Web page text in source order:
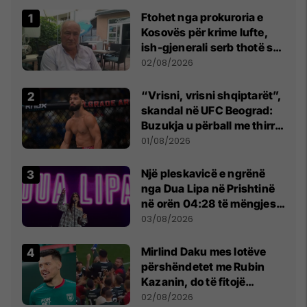
Ftohet nga prokuroria e
Kosovës për krime lufte,
ish-gjenerali serb thotë se
dikush e tradhtoi në
02/08/2026
“Vrisni, vrisni shqiptarët”,
skandal në UFC Beograd:
Buzukja u përball me thirrje
anti-shqiptare nga
01/08/2026
Një pleskavicë e ngrënë
nga Dua Lipa në Prishtinë
në orën 04:28 të mëngjesit
- dhe bota digjitale serbe
03/08/2026
Mirlind Daku mes lotëve
përshëndetet me Rubin
Kazanin, do të fitojë
miliona te Spartak Moska
02/08/2026